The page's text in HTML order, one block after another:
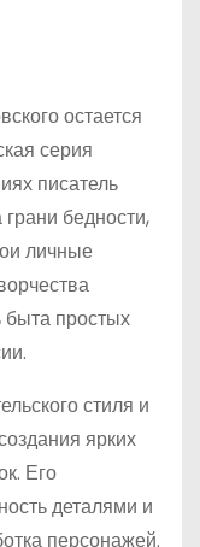
остается
серия
писатель
бедности,
личные
быта простых
стиля и
ярких
Его
деталями и
персонажей.